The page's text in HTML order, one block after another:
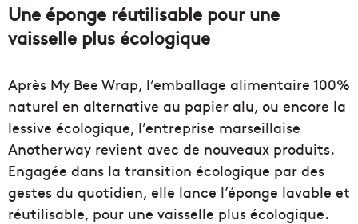
Une éponge réutilisable pour une
vaisselle plus écologique
Après My Bee Wrap, l’emballage alimentaire 100%
naturel en alternative au papier alu, ou encore la
lessive écologique, l’entreprise marseillaise
Anotherway revient avec de nouveaux produits.
Engagée dans la transition écologique par des
gestes du quotidien, elle lance l’éponge lavable et
réutilisable, pour une vaisselle plus écologique.